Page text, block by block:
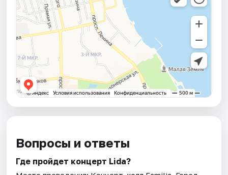
Вопросы и ответы
Где пройдет концерт Lida?